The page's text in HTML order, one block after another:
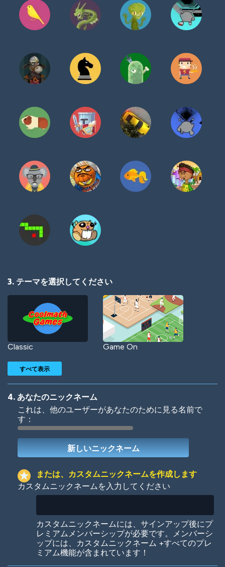
3. テーマを選択してください
Classic Game On
Woof
Colorful
すべて表示
4. あなたのニックネーム
これは、他のユーザーがあなたのために見る名前で
す：
または、カスタムニックネームを作成します
カスタムニックネームを入力してください
カスタムニックネームには、サインアップ後にプ
レミアムメンバーシップが必要です。メンバーシ
ップには、カスタムニックネーム +すべてのプレ
ミアム機能が含まれています！